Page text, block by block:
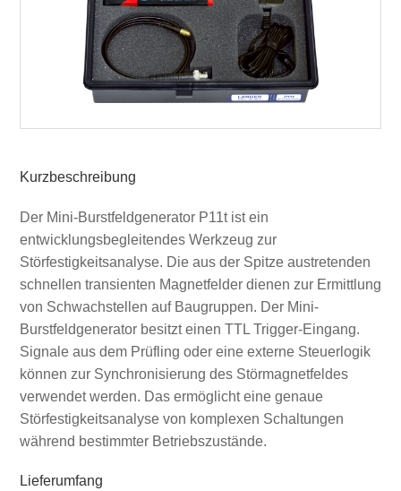
Kurzbeschreibung
Der Mini-Burstfeldgenerator P11t ist ein
entwicklungsbegleitendes Werkzeug zur
Störfestigkeitsanalyse. Die aus der Spitze austretenden
schnellen transienten Magnetfelder dienen zur Ermittlung
von Schwachstellen auf Baugruppen. Der Mini-
Burstfeldgenerator besitzt einen TTL Trigger-Eingang.
Signale aus dem Prüfling oder eine externe Steuerlogik
können zur Synchronisierung des Störmagnetfeldes
verwendet werden. Das ermöglicht eine genaue
Störfestigkeitsanalyse von komplexen Schaltungen
während bestimmter Betriebszustände.
Lieferumfang